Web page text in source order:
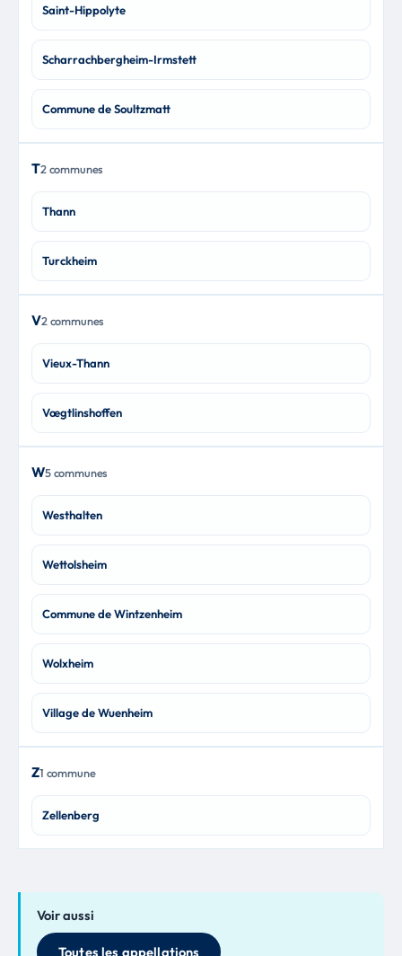
Saint-Hippolyte
Scharrachbergheim-Irmstett
Commune de Soultzmatt
T2 communes
Thann
Turckheim
V2 communes
Vieux-Thann
Vœgtlinshoffen
W5 communes
Westhalten
Wettolsheim
Commune de Wintzenheim
Wolxheim
Village de Wuenheim
Z1 commune
Zellenberg
Voir aussi
Toutes les appellations